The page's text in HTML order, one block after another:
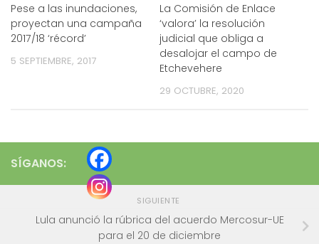
Pese a las inundaciones,
proyectan una campaña
2017/18 ‘récord’
5 SEPTIEMBRE, 2017
La Comisión de Enlace
‘valora’ la resolución
judicial que obliga a
desalojar el campo de
Etchevehere
29 OCTUBRE, 2020
SÍGANOS:
SIGUIENTE
Lula anunció la rúbrica del acuerdo Mercosur-UE
para el 20 de diciembre